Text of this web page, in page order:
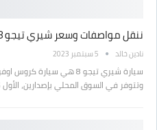
ننقل مواصفات وسعر شيري تيجو 8 2024 الجديدة في مصر
نادين خالد 5 سبتمبر 2023
سيارة شيري تيجو 8 هي
وتتوفر في السوق المحلي بإصدارين، الأول 5…